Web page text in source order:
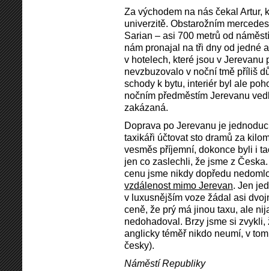
Za východem na nás čekal Artur,
univerzitě. Obstarožním
Sarian – asi 700 metrů od
nám pronajal na tři dny od jedné
v hotelech, které jsou v Jerevanu
nevzbuzovalo v noční tmě příliš
schody k bytu, interiér byl ale
nočním předměstím Jerevanu
zakázaná.
Doprava po Jerevanu je
taxikáři účtovat sto dramů za
vesměs příjemní, dokonce byli i
jen co zaslechli, že jsme z
cenu jsme nikdy dopředu
vzdálenost mimo Jerevan. Jen
v luxusnějším voze žádal asi
ceně, že prý má jinou taxu, ale
nedohadoval. Brzy jsme si
anglicky téměř nikdo neumí, v
česky).
Náměstí Republiky